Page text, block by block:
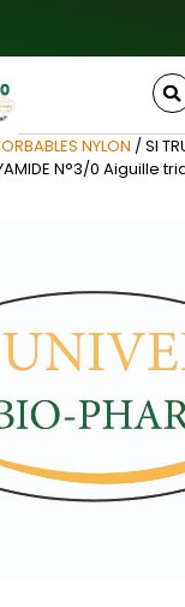
NYLON / SI
N°3/0 Aiguille